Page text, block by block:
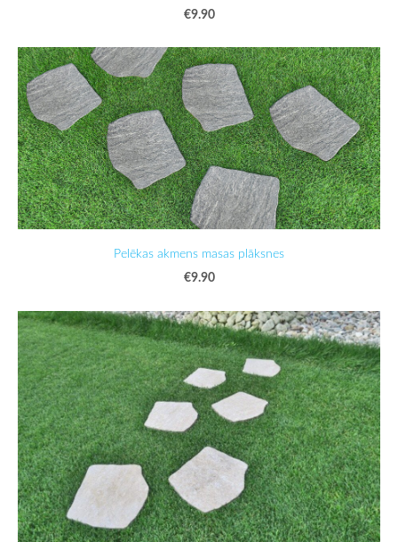
€9.90
Pelēkas akmens masas plāksnes
€9.90